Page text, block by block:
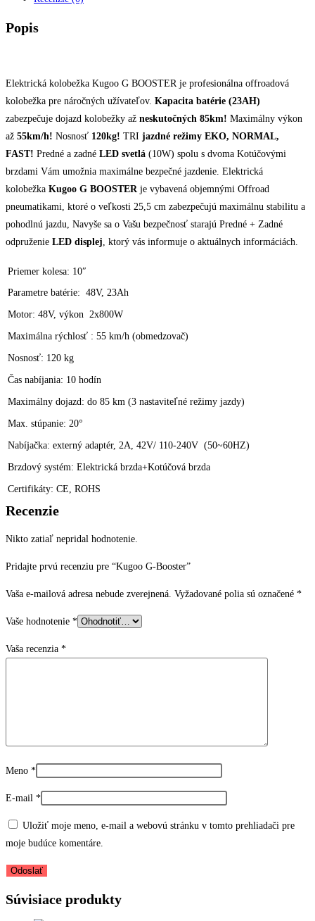
Popis
Elektrická kolobežka Kugoo G BOOSTER je profesionálna offroadová
kolobežka pre náročných užívateľov. Kapacita batérie (23AH)
zabezpečuje dojazd kolobežky až neskutočných 85km! Maximálny výkon
až 55km/h! Nosnosť 120kg! TRI jazdné režimy EKO, NORMAL,
FAST! Predné a zadné LED svetlá (10W) spolu s dvoma Kotúčovými
brzdami Vám umožnia maximálne bezpečné jazdenie. Elektrická
kolobežka Kugoo G BOOSTERje vybavená objemnými Offroad
pneumatikami, ktoré o veľkosti 25,5 cm zabezpečujú maximálnu stabilitu a
pohodlnú jazdu, Navyše sa o Vašu bezpečnosť starajú Predné + Zadné
odpruženie LED displej, ktorý vás informuje o aktuálnych informáciách.
Priemer kolesa: 10″
Parametre batérie: 48V, 23Ah
Motor: 48V, výkon 2x800W
Maximálna rýchlosť : 55 km/h (obmedzovač)
Nosnosť: 120 kg
Čas nabíjania: 10 hodín
Maximálny dojazd: do 85 km (3 nastaviteľné režimy jazdy)
Max. stúpanie: 20°
Nabíjačka: externý adaptér, 2A, 42V/ 110-240V (50~60HZ)
Brzdový systém: Elektrická brzda+Kotúčová brzda
Certifikáty: CE, ROHS
Recenzie
Nikto zatiaľ nepridal hodnotenie.
Pridajte prvú recenziu pre “Kugoo G-Booster”
Vaša e-mailová adresa nebude zverejnená. Vyžadované polia sú označené *
Vaše hodnotenie *
Vaša recenzia *
Meno *
E-mail *
Uložiť moje meno, e-mail a webovú stránku v tomto prehliadači pre
moje budúce komentáre.
Súvisiace produkty